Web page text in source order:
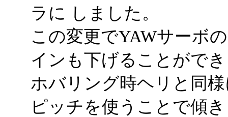
ラに しました。
この変更でYAWサーボ
インも下げることがで
ホバリング時ヘリと同
ピッチを使うことで傾